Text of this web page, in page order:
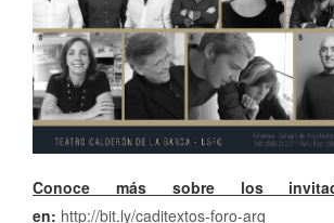
Conoce más sobre los
en: http://bit.ly/caditextos-foro-arq